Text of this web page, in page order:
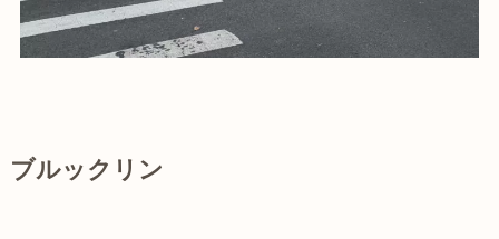
ブルックリン